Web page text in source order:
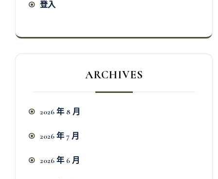
登入
ARCHIVES
2026 年 8 月
2026 年 7 月
2026 年 6 月